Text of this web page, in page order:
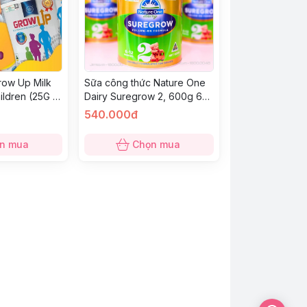
Up Milk
(25G x
mua
Sữa công thức Nature One
Dairy Suregrow 2, 600g 6-
12m
540.000đ
Chọn mua